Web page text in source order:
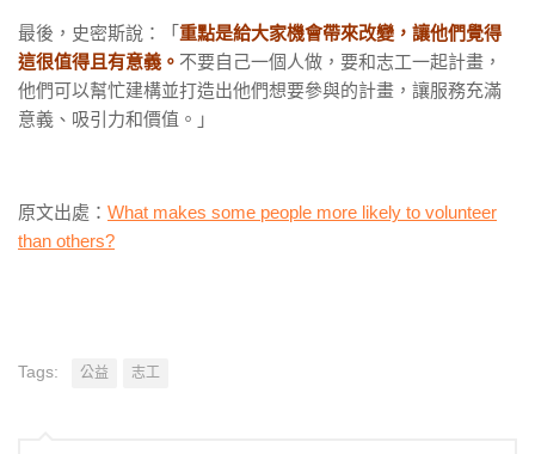
最後，史密斯說：「 重點是給大家機會帶來改變，讓他們覺得
這很值得且有意義。 不要自己一個人做，要和志工一起計畫，
他們可以幫忙建構並打造出他們想要參與的計畫，讓服務充滿
意義、吸引力和價值。」
原文出處： What makes some people more likely to volunteer
than others?
Tags: 公益 志工